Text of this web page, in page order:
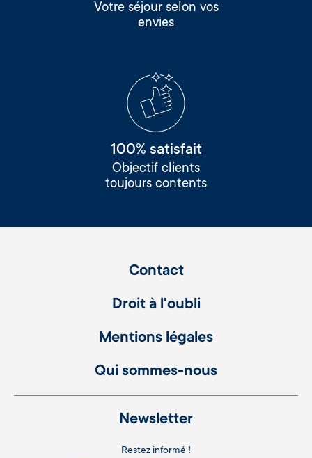
Votre séjour selon vos
envies
100% satisfait
Objectif clients
toujours contents
Contact
Droit à l'oubli
Mentions légales
Qui sommes-nous
Newsletter
Restez informé !